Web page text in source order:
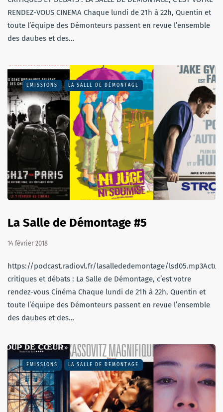
RENDEZ-VOUS CINEMA Chaque lundi de 21h à 22h, Quentin et
toute l’équipe des Démonteurs passent en revue l’ensemble
des daubes et des…
EMISSIONS LA SALLE DE DÉMONTAGE
La Salle de Démontage #5
14 février 2018
https://podcast.radiovl.fr/lasallededemontage/lsd05.mp3Actu,
critiques et débats : La Salle de Démontage, c’est votre
rendez-vous Cinéma Chaque lundi de 21h à 22h, Quentin et
toute l’équipe des Démonteurs passent en revue l’ensemble
des daubes et des…
EMISSIONS LA SALLE DE DÉMONTAGE